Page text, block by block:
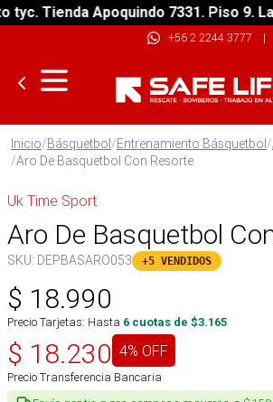
Tienda Apoquindo 7331. Piso 9. Las
+56 2 2244 3777 |
Inicio/Básquetbol/Entrenamiento Básquetbol/
/Aro De Basquetbol Con Resorte
Uk Time Sport
Aro De Basquetbol
SKU: DEPBASARO053 +5 VENDIDOS
$ 18.990
Precio Tarjetas: Hasta 6 cuotas de $3.165
$ 18.230 4% OFF
Precio Transferencia Bancaria